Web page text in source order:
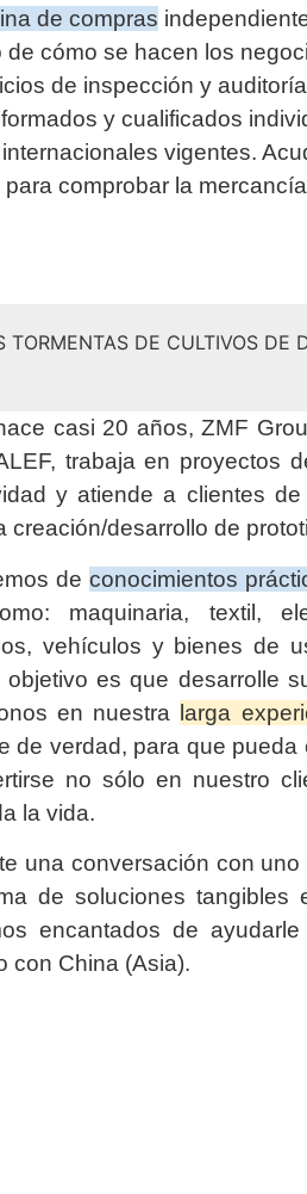
de compras
de cómo se hacen los
de inspección y
y cualificados
vigentes.
para comprobar la
DE CULTIVOS DE
casi 20 años, ZMF
trabaja en proyectos
y atiende a clientes
creación/desarrollo de
de conocimientos
maquinaria, textil,
vehículos y bienes de
objetivo es que desarrolle
en nuestra larga
de verdad, para que
no sólo en nuestro
la vida.
una conversación con
de soluciones
encantados de
con China (Asia).